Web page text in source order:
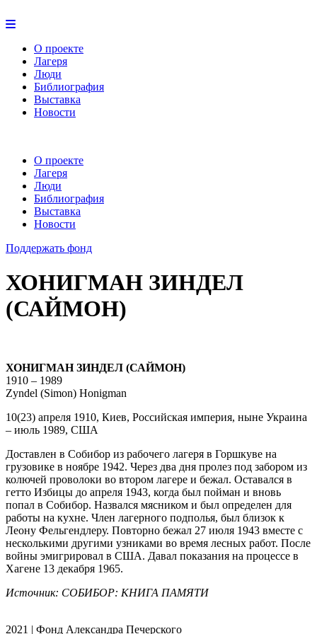
О проекте
Лагеря
Люди
Библиография
Выставка
Новости
О проекте
Лагеря
Люди
Библиография
Выставка
Новости
Поддержать фонд
ХОНИГМАН ЗИНДЕЛ
(САЙМОН)
ХОНИГМАН ЗИНДЕЛ (САЙМОН)
1910 – 1989
Zyndel (Simon) Honigman
10(23) апреля 1910, Киев, Российская империя, ныне Украина
– июль 1989, США
Доставлен в Собибор из рабочего лагеря в Горшкуве на
грузовике в ноябре 1942. Через два дня пролез под забором из
колючей проволоки во втором лагере и бежал. Оставался в
гетто Избицы до апреля 1943, когда был пойман и вновь
попал в Собибор. Назвался мясником и был определен для
работы на кухне. Член лагерного подполья, был близок к
Леону Фельгендлеру. Повторно бежал 27 июля 1943 вместе с
несколькими другими узниками во время лесных работ. После
войны эмигрировал в США. Давал показания на процессе в
Хагене 13 декабря 1965.
Источник: СОБИБОР: КНИГА ПАМЯТИ
2021 | Фонд Александра Печерского